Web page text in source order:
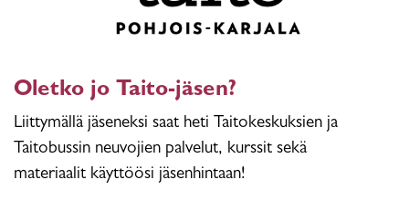
Oletko jo Taito-jäsen?
Liittymällä jäseneksi saat heti Taitokeskuksien ja
Taitobussin neuvojien palvelut, kurssit sekä
materiaalit käyttöösi jäsenhintaan!